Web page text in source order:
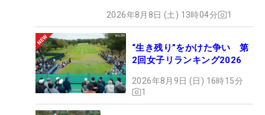
2026年8月8日 (土) 13時04分 1
“生き残り”をかけた争い 第
2回女子リランキング2026
2026年8月9日 (日) 16時15分
1